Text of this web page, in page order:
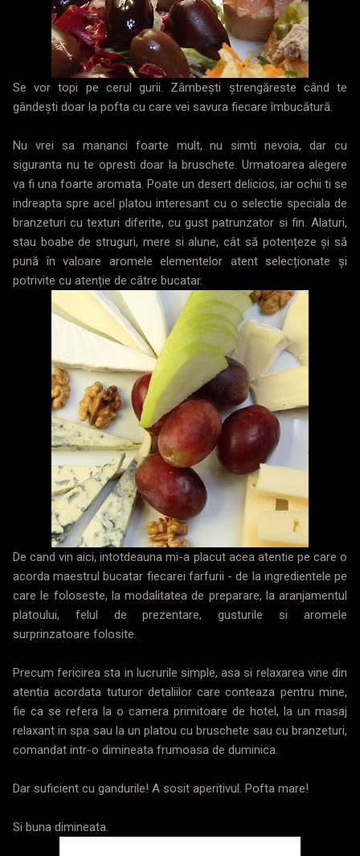
Se vor topi pe cerul gurii. Zâmbești ștrengăreste când te
gândești doar la pofta cu care vei savura fiecare îmbucătură.
Nu vrei sa mananci foarte mult, nu simti nevoia, dar cu
siguranta nu te opresti doar la bruschete. Urmatoarea alegere
va fi una foarte aromata. Poate un desert delicios, iar ochii ti se
indreapta spre acel platou interesant cu o selectie speciala de
branzeturi cu texturi diferite, cu gust patrunzator si fin. Alaturi,
stau boabe de struguri, mere si alune, cât să potențeze și să
pună în valoare aromele elementelor atent selecționate și
potrivite cu atenție de către bucatar.
De cand vin aici, intotdeauna mi-a placut acea atentie pe care o
acorda maestrul bucatar fiecarei farfurii - de la ingredientele pe
care le foloseste, la modalitatea de preparare, la aranjamentul
platoului, felul de prezentare, gusturile si aromele
surprinzatoare folosite.
Precum fericirea sta in lucrurile simple, asa si relaxarea vine din
atentia acordata tuturor detaliilor care conteaza pentru mine,
fie ca se refera la o camera primitoare de hotel, la un masaj
relaxant in spa sau la un platou cu bruschete sau cu branzeturi,
comandat intr-o dimineata frumoasa de duminica.
Dar suficient cu gandurile! A sosit aperitivul. Pofta mare!
Si buna dimineata.